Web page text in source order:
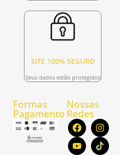
SITE 100% SEGURO
Seus dados estão protegidos
Formas
Pagamento
Nossas
Redes